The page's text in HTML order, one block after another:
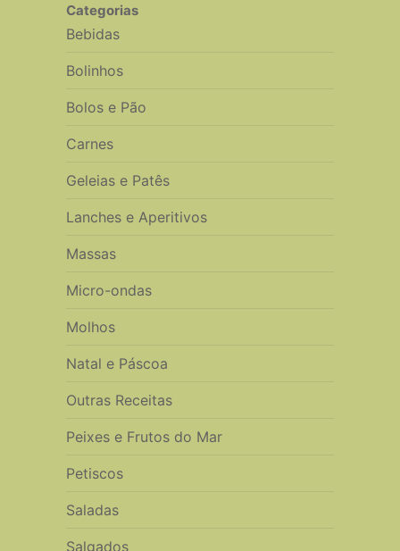
Categorias
Bebidas
Bolinhos
Bolos e Pão
Carnes
Geleias e Patês
Lanches e Aperitivos
Massas
Micro-ondas
Molhos
Natal e Páscoa
Outras Receitas
Peixes e Frutos do Mar
Petiscos
Saladas
Salgados